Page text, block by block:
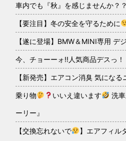
車内でも『秋』を感じませんか？？
【要注目】冬の安全を守るために
【遂に登場】BMW＆MINI専用 デ
今、チョーーォ!!人気商品デスっ！
【新発売】エアコン消臭 気になる
乗り物 いいえ違います 洗
ーリー』
【交換忘れないで 】エアフィル